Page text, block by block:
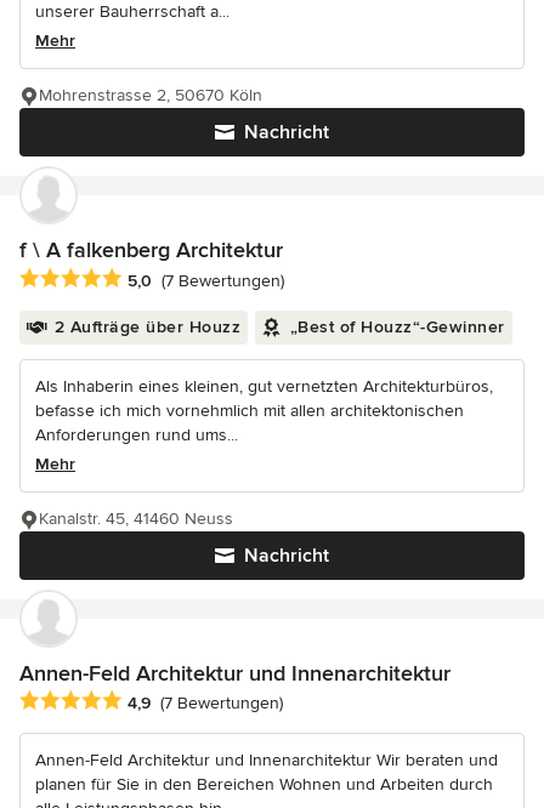
unserer Bauherrschaft a...
Mehr
Nachricht
Mohrenstrasse 2, 50670 Köln
f \ A falkenberg Architektur
Durchschnittliche Bewertung: 5 von 5 Sternen
5,0 (7 Bewertungen)
2 Aufträge über Houzz „Best of Houzz“-Gewinner
Als Inhaberin eines kleinen, gut vernetzten Architekturbüros,
befasse ich mich vornehmlich mit allen architektonischen
Anforderungen rund ums...
Mehr
Nachricht
Kanalstr. 45, 41460 Neuss
Annen-Feld Architektur und Innenarchitektur
Durchschnittliche Bewertung: 4.9 von 5 Sternen
4,9 (7 Bewertungen)
Annen-Feld Architektur und Innenarchitektur Wir beraten und
planen für Sie in den Bereichen Wohnen und Arbeiten durch